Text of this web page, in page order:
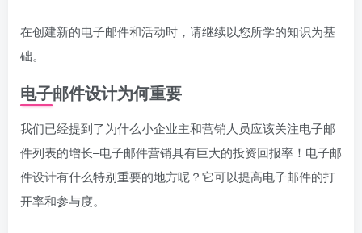
在创建新的电子邮件和活动时，请继续以您所学的知识为基
础。
电子邮件设计为何重要
我们已经提到了为什么小企业主和营销人员应该关注电子邮
件列表的增长–电子邮件营销具有巨大的投资回报率！电子邮
件设计有什么特别重要的地方呢？它可以提高电子邮件的打
开率和参与度。